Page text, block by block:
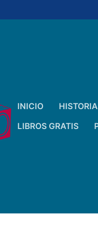
INICIO HISTORIA
LIBROS GRATIS